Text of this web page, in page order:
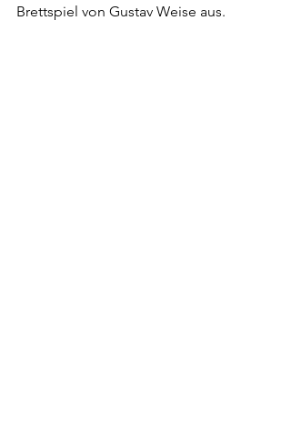
Brettspiel von Gustav Weise aus.